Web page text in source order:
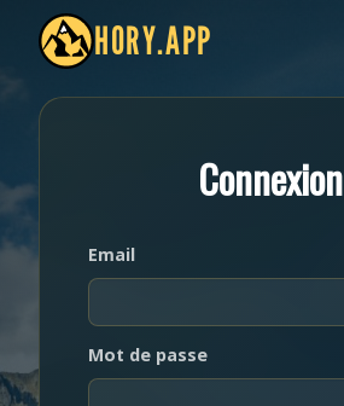
HORY.APP
Connexion
Email
Mot de passe